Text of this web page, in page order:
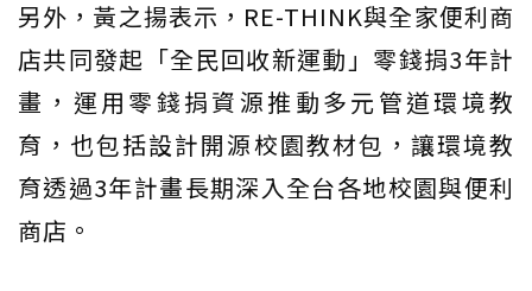
另外，黃之揚表示，RE-THINK與全家便利商
店共同發起「全民回收新運動」零錢捐3年計
畫，運用零錢捐資源推動多元管道環境教
育，也包括設計開源校園教材包，讓環境教
育透過3年計畫長期深入全台各地校園與便利
商店。